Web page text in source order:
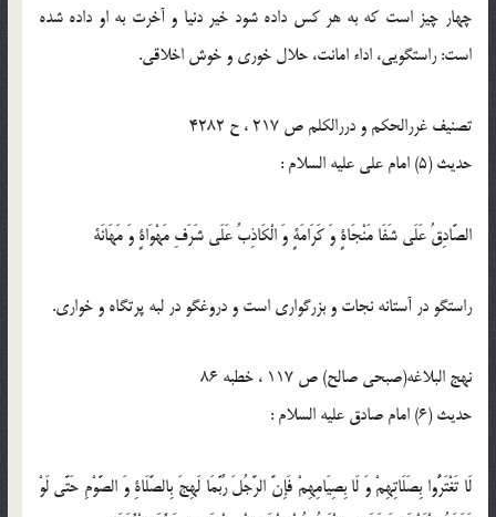
چهار چيز است كه به هر كس داده شود خير دنيا و آخرت به او داده شده
است: راستگويى، اداء امانت، حلال خورى و خوش اخلاقى.
تصنیف غررالحکم و دررالکلم ص 217 ، ح 4282
حدیث (5) امام على عليه السلام :
الصَّادِقُ عَلَى شَفَا مَنْجَاةٍ وَ كَرَامَةٍ وَ الْكَاذِبُ عَلَى شَرَفِ مَهْوَاةٍ وَ مَهَانَة
راستگو در آستانه نجات و بزرگوارى است و دروغگو در لبه پرتگاه و خوارى.
نهج البلاغه(صبحی صالح) ص 117 ، خطبه 86
حدیث (6) امام صادق عليه السلام :
لَا تَغْتَرُّوا بِصَلَاتِهِمْ وَ لَا بِصِيَامِهِمْ فَإِنَّ الرَّجُلَ رُبَّمَا لَهِجَ بِالصَّلَاةِ وَ الصَّوْمِ حَتَّى لَوْ